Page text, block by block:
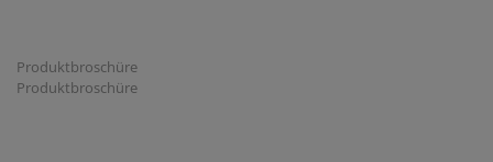
Produktbroschüre
Produktbroschüre